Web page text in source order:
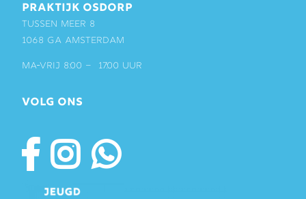
PRAKTIJK OSDORP
Tussen Meer 8
1068 GA Amsterdam
ma-vrij 8:00 – 17:00 uur
VOLG ONS